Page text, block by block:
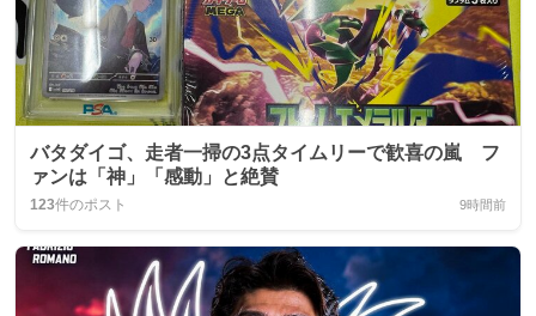
バタダイゴ、走者一掃の3点タイムリーで歓喜の嵐 フ
ァンは「神」「感動」と絶賛
123件のポスト 9時間前